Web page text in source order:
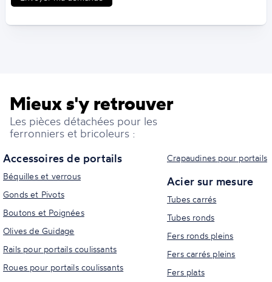
Mieux s'y retrouver
Les pièces détachées pour les
ferronniers et bricoleurs :
Accessoires de portails
Béquilles et verrous
Gonds et Pivots
Boutons et Poignées
Olives de Guidage
Rails pour portails coulissants
Roues pour portails coulissants
Crapaudines pour portails
Acier sur mesure
Tubes carrés
Tubes ronds
Fers ronds pleins
Fers carrés pleins
Fers plats